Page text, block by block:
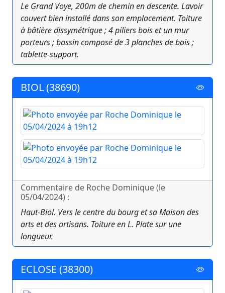
Le Grand Voye, 200m de chemin en descente. Lavoir
couvert bien installé dans son emplacement. Toiture
à bâtière dissymétrique ; 4 piliers bois et un mur
porteurs ; bassin composé de 3 planches de bois ;
tablette-support.
BIOL (38690)
Commentaire de Roche Dominique (le
05/04/2024) :
Haut-Biol. Vers le centre du bourg et sa Maison des
arts et des artisans. Toiture en L. Plate sur une
longueur.
ECLOSE (38300)